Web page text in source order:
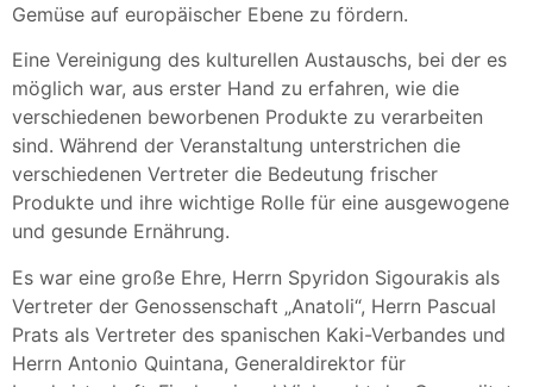
Gemüse auf europäischer Ebene zu fördern.
Eine Vereinigung des kulturellen Austauschs, bei der es
möglich war, aus erster Hand zu erfahren, wie die
verschiedenen beworbenen Produkte zu verarbeiten
sind. Während der Veranstaltung unterstrichen die
verschiedenen Vertreter die Bedeutung frischer
Produkte und ihre wichtige Rolle für eine ausgewogene
und gesunde Ernährung.
Es war eine große Ehre, Herrn Spyridon Sigourakis als
Vertreter der Genossenschaft „Anatoli“, Herrn Pascual
Prats als Vertreter des spanischen Kaki-Verbandes und
Herrn Antonio Quintana, Generaldirektor für